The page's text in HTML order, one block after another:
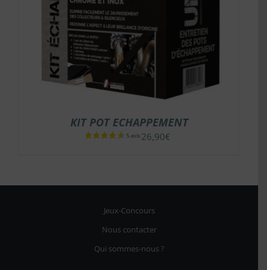
KIT POT ECHAPPEMENT
26,90€
Jeux-Concours
Nous contacter
Qui sommes-nous ?